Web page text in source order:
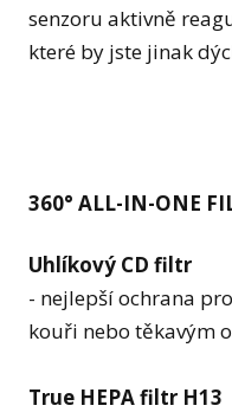
senzoru aktivně
které by jste jinak
360° ALL-IN-ONE
Uhlíkový CD filtr
- nejlepší ochrana
kouři nebo těkavým
True HEPA filtr H13